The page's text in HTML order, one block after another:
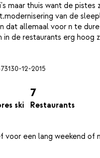
maar thuis want de pistes
van de
dat allemaal voor n te
30-12-2015
ski
7
Restaurants